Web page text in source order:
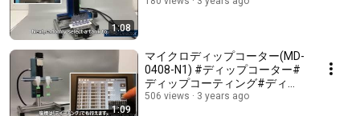
1:08
1:09
マイクロディップコーター(MD-
0408-N1) #ディップコーター#
ディップコーティング#ディッ
プ#受託コート#UVハードコー
506 views 3 years ago